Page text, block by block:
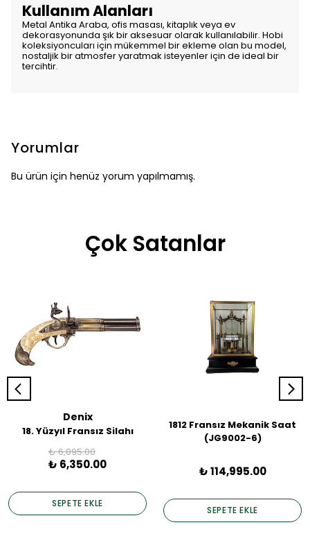
Kullanım Alanları
Metal Antika Araba, ofis masası, kitaplık veya ev
dekorasyonunda şık bir aksesuar olarak kullanılabilir. Hobi
koleksiyoncuları için mükemmel bir ekleme olan bu model,
nostaljik bir atmosfer yaratmak isteyenler için de ideal bir
tercihtir.
Yorumlar
Bu ürün için henüz yorum yapılmamış.
Çok Satanlar
Denix
18. Yüzyıl Fransız Silahı
₺ 6,895.00
₺ 6,350.00
SEPETE EKLE
1812 Fransız Mekanik Saat
(JG9002-6)
₺ 114,995.00
SEPETE EKLE